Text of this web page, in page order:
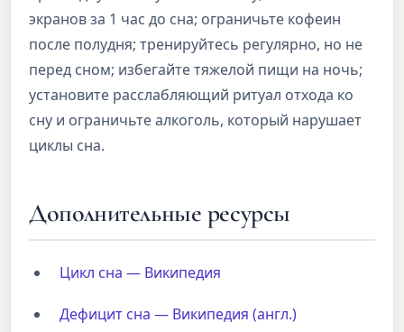
экранов за 1 час до сна; ограничьте кофеин
после полудня; тренируйтесь регулярно, но не
перед сном; избегайте тяжелой пищи на ночь;
установите расслабляющий ритуал отхода ко
сну и ограничьте алкоголь, который нарушает
циклы сна.
Дополнительные ресурсы
Цикл сна — Википедия
Дефицит сна — Википедия (англ.)